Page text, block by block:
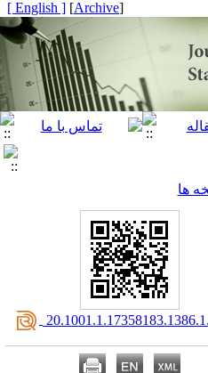
[
Archive
]
[ English ]
ها